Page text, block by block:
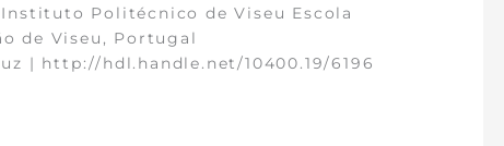
Politécnico de Viseu Escola
de Viseu, Portugal
| http://hdl.handle.net/10400.19/6196